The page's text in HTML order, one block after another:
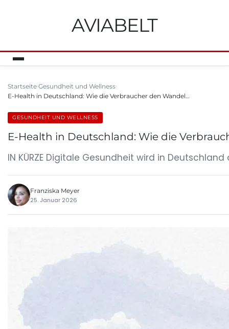
AVIABELT
Startseite Gesundheit und Wellness
E-Health in Deutschland: Wie die Verbraucher den Wandel…
GESUNDHEIT UND WELLNESS
E-Health in Deutschland: Wie die
IN KÜRZE Digitale Gesundheit wird in
Franziska Meyer
25. Januar 2026